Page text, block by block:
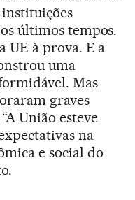
últimos tempos.
UE à prova. E a
uma
Mas
graves
União esteve
na
e social do